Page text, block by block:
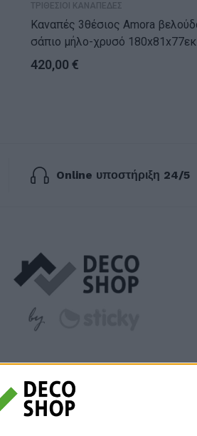
ΤΡΙΘΕΣΙΟΙ ΚΑΝΑΠΕΔΕΣ
Καναπές 3θέσιος Amora βελούδο
σάπιο μήλο-χρυσό 180x81x77εκ
420,00 €
Online υποστήριξη 24/5